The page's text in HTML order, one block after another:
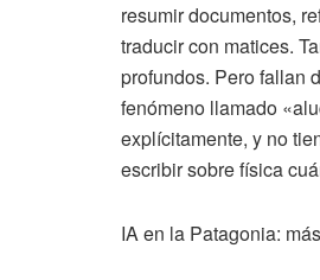
resumir documentos,
traducir con matices.
profundos. Pero fallan
fenómeno llamado
explícitamente, y no
escribir sobre física
IA en la Patagonia: